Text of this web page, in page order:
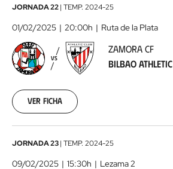
Zamora
CF
Bilbao
Athletic 2025-
01
JORNADA 22| TEMP. 2024-25
01/02/2025 20:00h Ruta de la Plata
VS
ZAMORA CF
BILBAO ATHLETIC
Ver ficha
Bilbao
Athletic
JORNADA 23| TEMP. 2024-25
09/02/2025 15:30h Lezama 2